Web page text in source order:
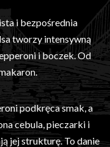
i bezpośrednia
tworzy intensywną
i boczek. Od
podkręca smak, a
cebula, pieczarki i
jej strukturę. To danie